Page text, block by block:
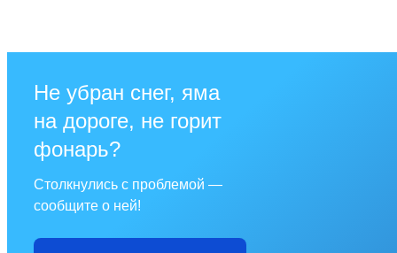
Не убран снег, яма
на дороге, не горит
фонарь?
Столкнулись с проблемой —
сообщите о ней!